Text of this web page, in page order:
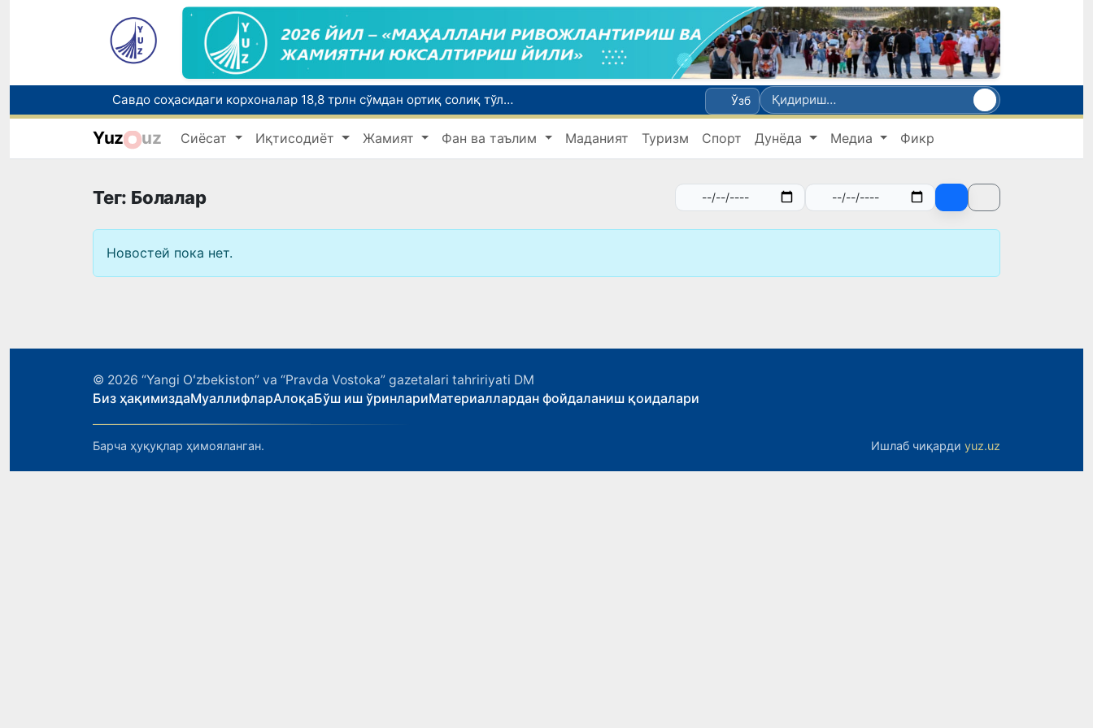
Савдо соҳасидаги корхоналар 18,8 трлн сўмдан ортиқ солиқ тўлади
Нукус шаҳрига янги прокурор тайинланди
Миграция агентлигида 1 млрд сўмдан ортиқ маблағ талон-торож қилингани фош этилди
Ўзб
Yuz uz Сиёсат Иқтисодиёт Жамият Фан ва таълим Маданият Туризм Спорт Дунёда Медиа Фикр
Тег: Болалар
Новостей пока нет.
© 2026 “Yangi Oʻzbekiston” va “Pravda Vostoka” gazetalari tahririyati DM
Биз ҳақимиздаМуаллифларАлоқаБўш иш ўринлариМатериаллардан фойдаланиш қоидалари
Барча ҳуқуқлар ҳимояланган. Ишлаб чиқарди yuz.uz